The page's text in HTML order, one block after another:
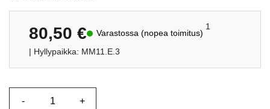
80,50 € Varastossa (nopea toimitus)
1
| Hyllypaikka: MM11.E.3